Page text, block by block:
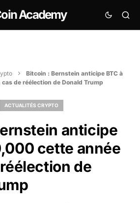
Academy
Bitcoin : Bernstein anticipe BTC à
de réélection de Donald Trump
ACTUALITÉS CRYPTO
anticipe
cette année
de